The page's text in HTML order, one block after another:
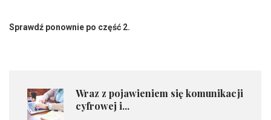
Sprawdź ponownie po część 2.
Wraz z pojawieniem się komunikacji
cyfrowej i...